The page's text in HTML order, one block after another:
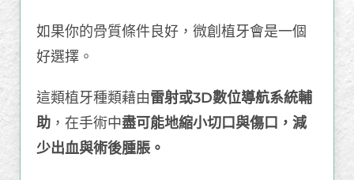
如果你的骨質條件良好，微創植牙會是一個
好選擇。
這類植牙種類藉由雷射或3D數位導航系統輔
助 ，在手術中盡可能地縮小切口與傷口，減
少出血與術後腫脹。